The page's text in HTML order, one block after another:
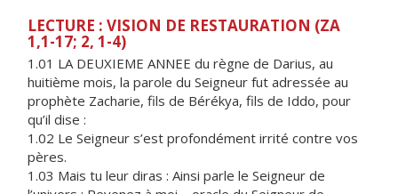
LECTURE : VISION DE RESTAURATION (ZA
1,1-17; 2, 1-4)
1.01 LA DEUXIEME ANNEE du règne de Darius, au
huitième mois, la parole du Seigneur fut adressée au
prophète Zacharie, fils de Bérékya, fils de Iddo, pour
qu’il dise :
1.02 Le Seigneur s’est profondément irrité contre vos
pères.
1.03 Mais tu leur diras : Ainsi parle le Seigneur de